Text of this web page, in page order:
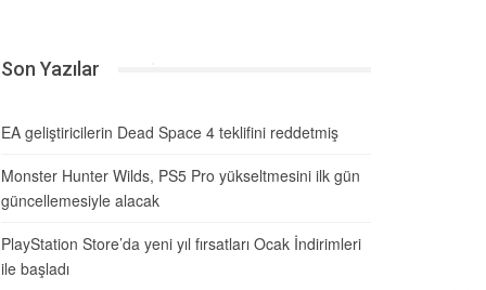
Son Yazılar
EA geliştiricilerin Dead Space 4 teklifini reddetmiş
Monster Hunter Wilds, PS5 Pro yükseltmesini ilk gün
güncellemesiyle alacak
PlayStation Store’da yeni yıl fırsatları Ocak İndirimleri
ile başladı